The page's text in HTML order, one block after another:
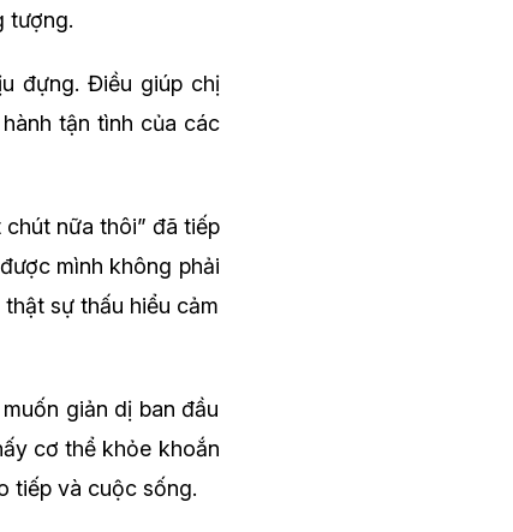
tượng.
đựng. Điều giúp chị
tận tình của các
chút nữa thôi” đã tiếp
mình không phải
sự thấu hiểu cảm
giản dị ban đầu
cơ thể khỏe khoắn
tiếp và cuộc sống.